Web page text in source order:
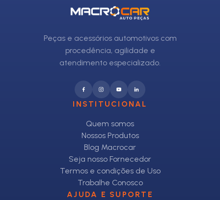
Peças e acessórios automotivos com
procedência, agilidade e
atendimento especializado.
INSTITUCIONAL
Quem somos
Nossos Produtos
Blog Macrocar
Seja nosso Fornecedor
Termos e condições de Uso
Trabalhe Conosco
AJUDA E SUPORTE